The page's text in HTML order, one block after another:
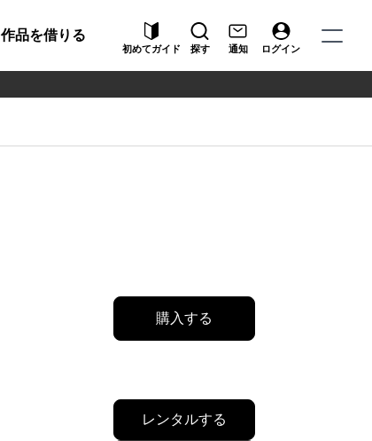
作品を借りる
初めてガイド 探す 通知 ログイン
購入する
レンタルする